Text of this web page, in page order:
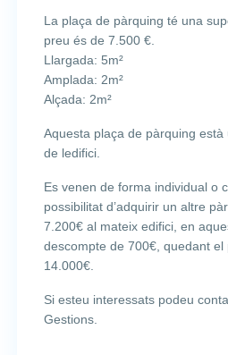
La plaça de pàrquing té una
preu és de 7.500 €.
Llargada: 5m²
Amplada: 2m²
Alçada: 2m²
Aquesta plaça de pàrquing està
de ledifici.
Es venen de forma individual o
possibilitat d’adquirir un altre
7.200€ al mateix edifici, en
descompte de 700€, quedant el
14.000€.
Si esteu interessats podeu
Gestions.